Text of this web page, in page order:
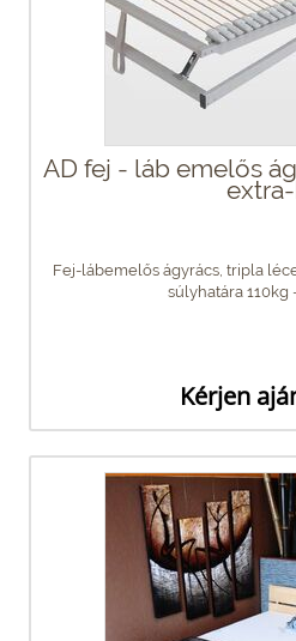
AD fej - láb emelős
Fej-lábemelős ágyrács, tripla
súlyhatára 110kg
Kérjen